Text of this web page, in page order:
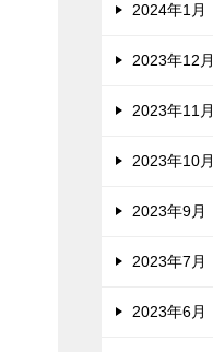
2024年1月
2023年12月
2023年11月
2023年10月
2023年9月
2023年7月
2023年6月